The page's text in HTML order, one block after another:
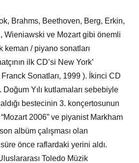
Brahms, Beethoven, Berg, Erkin,
Wieniawski ve Mozart gibi önemli
keman / piyano sonatları
ilk CD’si New York’
Sonatları, 1999 ). İkinci CD
Doğum Yılı kutlamaları sebebiyle
bestecinin 3. konçertosunun
2006” ve piyanist Markham
albüm çalışması olan
önce raflardaki yerini aldı.
Toledo Müzik